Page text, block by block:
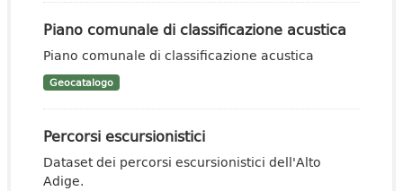
Piano comunale di classificazione acustica
Piano comunale di classificazione acustica
Geocatalogo
Percorsi escursionistici
Dataset dei percorsi escursionistici dell'Alto
Adige.